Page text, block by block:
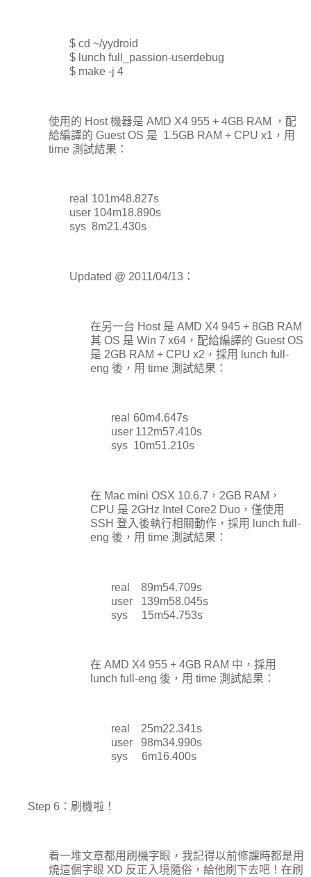
$ cd ~/yydroid
$ lunch full_passion-userdebug
$ make -j 4
使用的 Host 機器是 AMD X4 955 + 4GB RAM ，配
給編譯的 Guest OS 是 1.5GB RAM + CPU x1，用
time 測試結果：
real
101m48.827s
user 104m18.890s
sys 8m21.430s
Updated @ 2011/04/13：
在另一台 Host 是 AMD X4 945 + 8GB RAM
其 OS 是 Win 7 x64，配給編譯的 Guest OS
是 2GB RAM + CPU x2，採用 lunch full-
eng 後，用 time 測試結果：
real
	60
m4.647s
user 112m57.410s
sys
	10
m51.210s
在 Mac mini OSX 10.6.7，2GB RAM，
CPU 是 2GHz Intel Core2 Duo，僅使用
SSH 登入後執行相關動作，採用 lunch full-
eng 後，用 time 測試結果：
real 89m54.709s
user 139m58.045s
sys 15m54.753s
在 AMD X4 955 + 4GB RAM 中，採用
lunch full-eng 後，用 time 測試結果：
real 25m22.341s
user 98m34.990s
sys 6m16.400s
Step 6：刷機啦！
看一堆文章都用刷機字眼，我記得以前修課時都是用
燒這個字眼 XD 反正入境隨俗，給他刷下去吧！在刷